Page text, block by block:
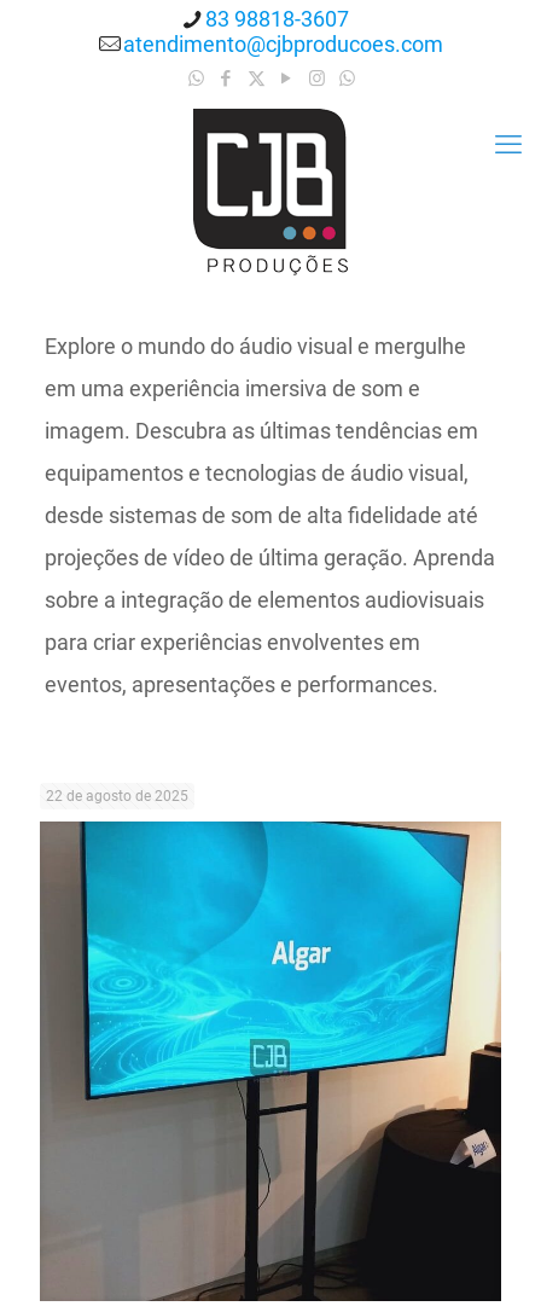
83 98818-3607
atendimento@cjbproducoes.com
Explore o mundo do áudio visual e mergulhe
em uma experiência imersiva de som e
imagem. Descubra as últimas tendências em
equipamentos e tecnologias de áudio visual,
desde sistemas de som de alta fidelidade até
projeções de vídeo de última geração. Aprenda
sobre a integração de elementos audiovisuais
para criar experiências envolventes em
eventos, apresentações e performances.
22 de agosto de 2025